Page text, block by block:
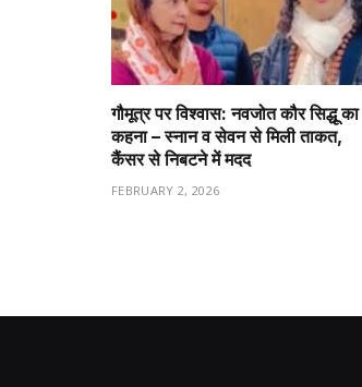
गौमूत्र पर विश्वास: नवजोत कौर सिद्धू का
कहना – स्नान व सेवन से मिली ताकत,
कैंसर से निबटने में मदद
FEBRUARY 2, 2026